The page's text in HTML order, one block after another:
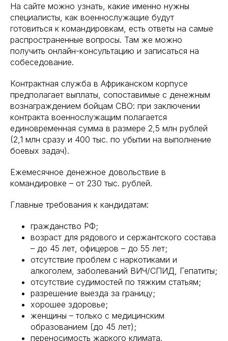
На сайте можно узнать, какие именно нужны
специалисты, как военнослужащие будут
готовиться к командировкам, есть ответы на самые
распространенные вопросы. Там же можно
получить онлайн-консультацию и записаться на
собеседование.
Контрактная служба в Африканском корпусе
предполагает выплаты, сопоставимые с денежным
вознаграждением бойцам СВО: при заключении
контракта военнослужащим полагается
единовременная сумма в размере 2,5 млн рублей
(2,1 млн сразу и 400 тыс. по убытии на выполнение
боевых задач).
Ежемесячное денежное довольствие в
командировке – от 230 тыс. рублей.
Главные требования к кандидатам:
гражданство РФ;
возраст для рядового и сержантского состава
– до 45 лет, офицеров – до 55 лет;
отсутствие проблем с наркотиками и
алкоголем, заболеваний ВИЧ/СПИД, Гепатиты;
отсутствие судимостей по тяжким статьям;
разрешение выезда за границу;
хорошее здоровье;
женщины – только с медицинским
образованием (до 45 лет);
переносимость жаркого климата.